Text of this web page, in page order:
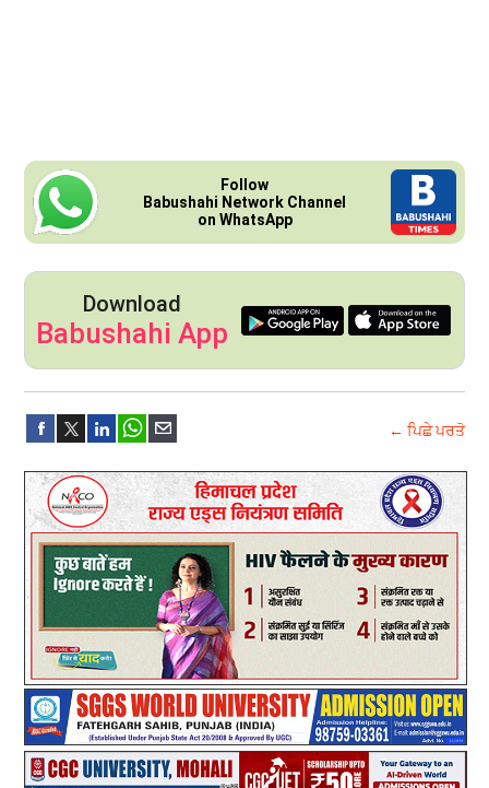
Follow
Babushahi Network Channel
on WhatsApp
Download
Babushahi App
← ਪਿਛੇ ਪਰਤੋ